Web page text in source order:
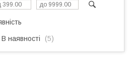
В наявності 5